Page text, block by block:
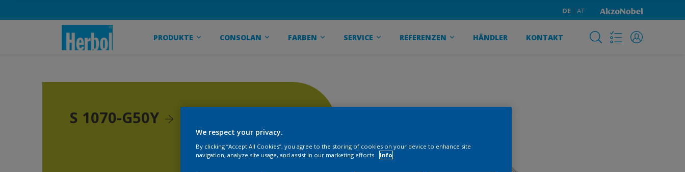
DE AT
PRODUKTE CONSOLAN FARBEN SERVICE REFERENZEN HÄNDLER KONTAKT
S 1070-G50Y
We respect your privacy.
By clicking “Accept All Cookies”, you agree to the storing of cookies on your device to enhance site
navigation, analyze site usage, and assist in our marketing efforts.
Info